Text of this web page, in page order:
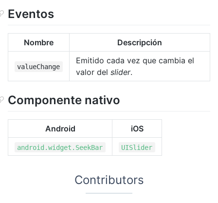
Eventos
Nombre Descripción
valueChange
Emitido cada vez que cambia el
valor del slider.
Componente nativo
Android iOS
android.widget.SeekBar UISlider
Contributors